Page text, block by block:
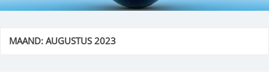
MAAND:AUGUSTUS 2023